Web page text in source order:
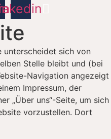
unterscheidet sich von
Stelle bleibt und (bei
Navigation angezeigt
Impressum, der
„Über uns“-Seite, um sich
vorzustellen. Dort